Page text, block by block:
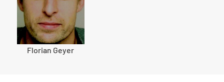
Florian Geyer